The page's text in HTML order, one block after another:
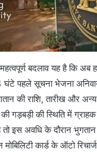
महत्वपूर्ण बदलाव यह है कि
पहले सूचना भेजना
की राशि, तारीख और
गड़बड़ी की स्थिति में ग्राहक
इस अवधि के दौरान
कार्ड के ऑटो